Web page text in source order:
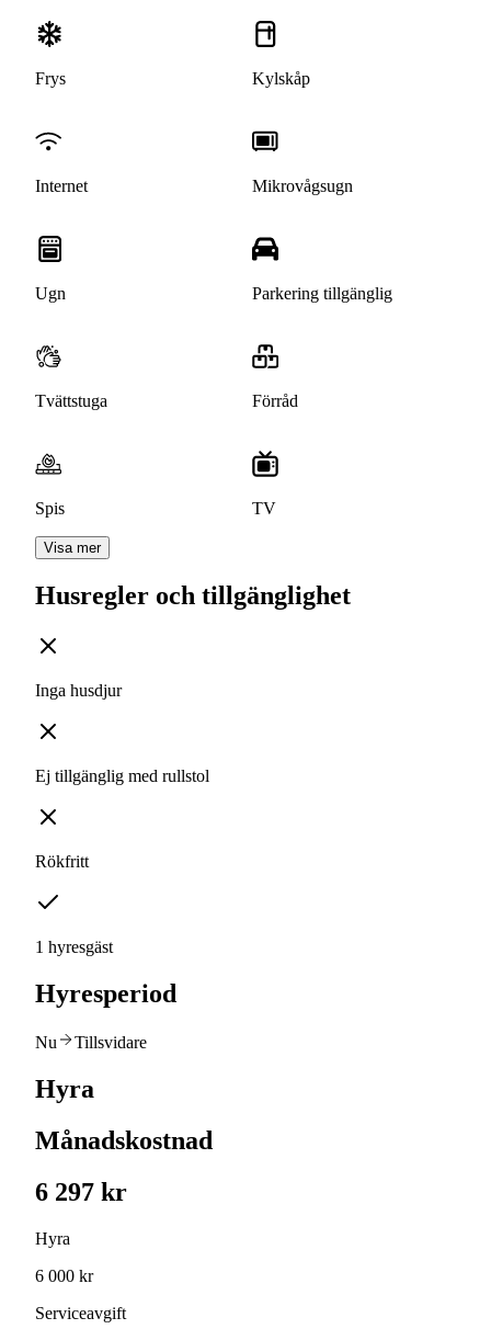
Frys Kylskåp
Internet Mikrovågsugn
Ugn Parkering tillgänglig
Tvättstuga Förråd
Spis TV
Visa mer
Husregler och tillgänglighet
Inga husdjur
Ej tillgänglig med rullstol
Rökfritt
1 hyresgäst
Hyresperiod
Nu Tillsvidare
Hyra
Månadskostnad
6 297 kr
Hyra
6 000 kr
Serviceavgift